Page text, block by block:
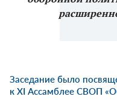
Заседание было
к XI Ассамблее СВОП